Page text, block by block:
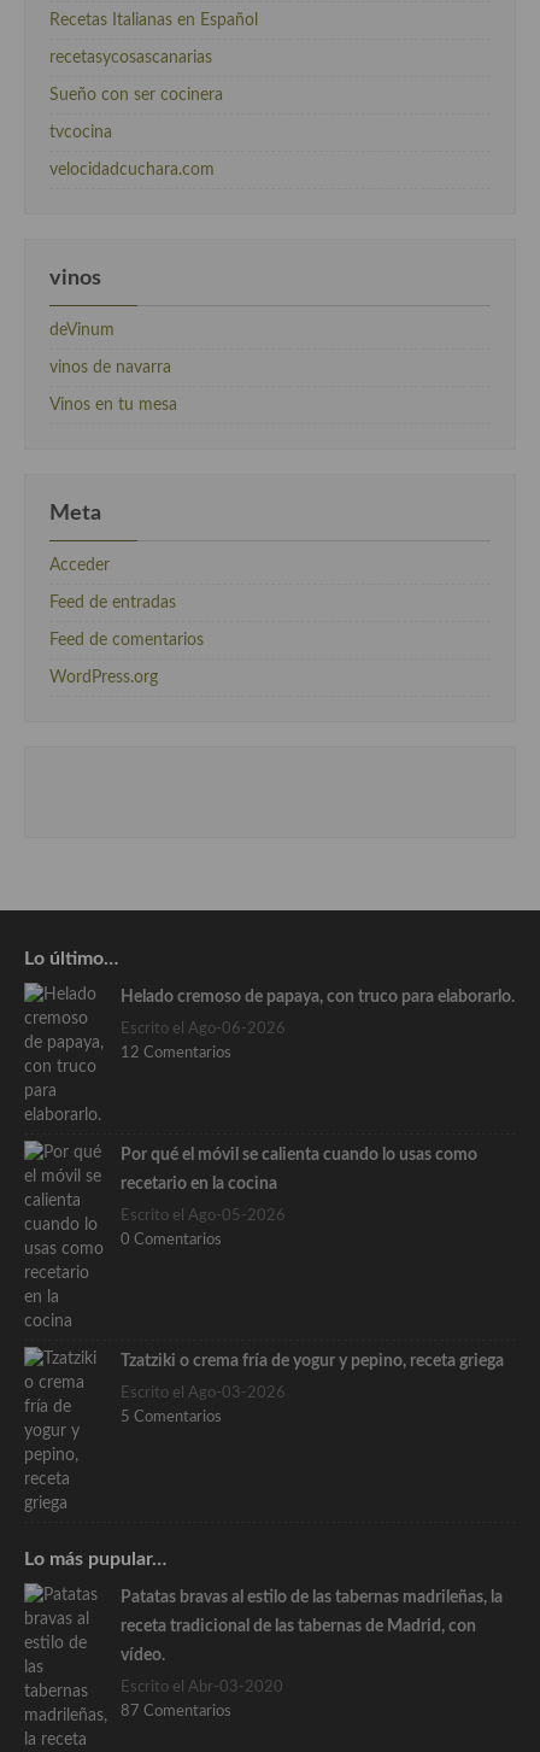
Recetas Italianas en Español
recetasycosascanarias
Sueño con ser cocinera
tvcocina
velocidadcuchara.com
vinos
deVinum
vinos de navarra
Vinos en tu mesa
Meta
Acceder
Feed de entradas
Feed de comentarios
WordPress.org
Lo último…
Helado cremoso de papaya, con truco para elaborarlo.
Escrito el Ago-06-2026
12 Comentarios
Por qué el móvil se calienta cuando lo usas como
recetario en la cocina
Escrito el Ago-05-2026
0 Comentarios
Tzatziki o crema fría de yogur y pepino, receta griega
Escrito el Ago-03-2026
5 Comentarios
Lo más pupular…
Patatas bravas al estilo de las tabernas madrileñas, la
receta tradicional de las tabernas de Madrid, con
vídeo.
Escrito el Abr-03-2020
87 Comentarios